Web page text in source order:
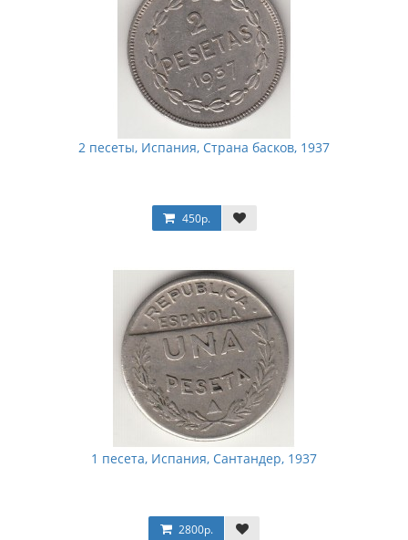
2 песеты, Испания, Страна басков, 1937
450р.
1 песета, Испания, Сантандер, 1937
2800р.